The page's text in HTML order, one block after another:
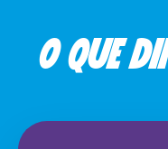
O QUE